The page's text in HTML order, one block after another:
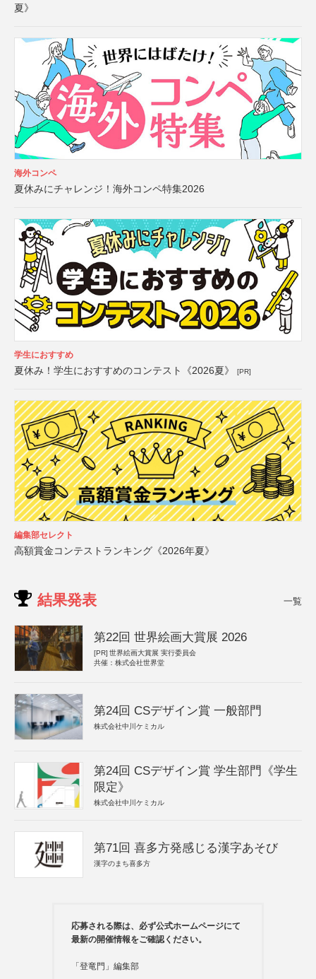
夏》
海外コンペ
夏休みにチャレンジ！海外コンペ特集2026
学生におすすめ
夏休み！学生におすすめのコンテスト《2026夏》 [PR]
編集部セレクト
高額賞金コンテストランキング《2026年夏》
結果発表 一覧
第22回 世界絵画大賞展 2026
[PR] 世界絵画大賞展 実行委員会
共催：株式会社世界堂
第24回 CSデザイン賞 一般部門
株式会社中川ケミカル
第24回 CSデザイン賞 学生部門《学生
限定》
株式会社中川ケミカル
第71回 喜多方発感じる漢字あそび
漢字のまち喜多方
応募される際は、必ず公式ホームページにて
最新の開催情報をご確認ください。
「登竜門」編集部